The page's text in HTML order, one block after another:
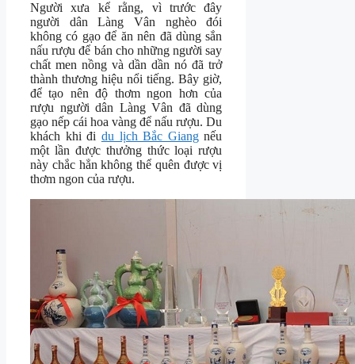
Người xưa kể rằng, vì trước đây
người dân Làng Vân nghèo đói
không có gạo để ăn nên đã dùng sắn
nấu rượu để bán cho những người say
chất men nồng và dần dần nó đã trở
thành thương hiệu nổi tiếng. Bây giờ,
để tạo nên độ thơm ngon hơn của
rượu người dân Làng Vân đã dùng
gạo nếp cái hoa vàng để nấu rượu. Du
khách khi đi du lịch Bắc Giangnếu
một lần được thưởng thức loại rượu
này chắc hẳn không thể quên được vị
thơm ngon của rượu.